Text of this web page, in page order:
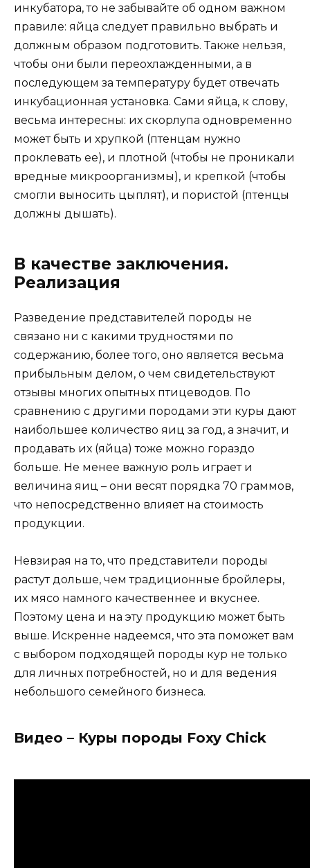
инкубатора, то не забывайте об одном важном
правиле: яйца следует правильно выбрать и
должным образом подготовить. Также нельзя,
чтобы они были переохлажденными, а в
последующем за температуру будет отвечать
инкубационная установка. Сами яйца, к слову,
весьма интересны: их скорлупа одновременно
может быть и хрупкой (птенцам нужно
проклевать ее), и плотной (чтобы не проникали
вредные микроорганизмы), и крепкой (чтобы
смогли выносить цыплят), и пористой (птенцы
должны дышать).
В качестве заключения.
Реализация
Разведение представителей породы не
связано ни с какими трудностями по
содержанию, более того, оно является весьма
прибыльным делом, о чем свидетельствуют
отзывы многих опытных птицеводов. По
сравнению с другими породами эти куры дают
наибольшее количество яиц за год, а значит, и
продавать их (яйца) тоже можно гораздо
больше. Не менее важную роль играет и
величина яиц – они весят порядка 70 граммов,
что непосредственно влияет на стоимость
продукции.
Невзирая на то, что представители породы
растут дольше, чем традиционные бройлеры,
их мясо намного качественнее и вкуснее.
Поэтому цена и на эту продукцию может быть
выше. Искренне надеемся, что эта поможет вам
с выбором подходящей породы кур не только
для личных потребностей, но и для ведения
небольшого семейного бизнеса.
Видео – Куры породы Foxy Chick